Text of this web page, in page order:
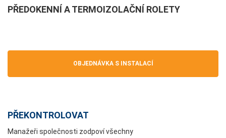
PŘEDOKENNÍ A TERMOIZOLAČNÍ ROLETY
OBJEDNÁVKA S INSTALACÍ
PŘEKONTROLOVAT
Manažeři společnosti zodpoví všechny